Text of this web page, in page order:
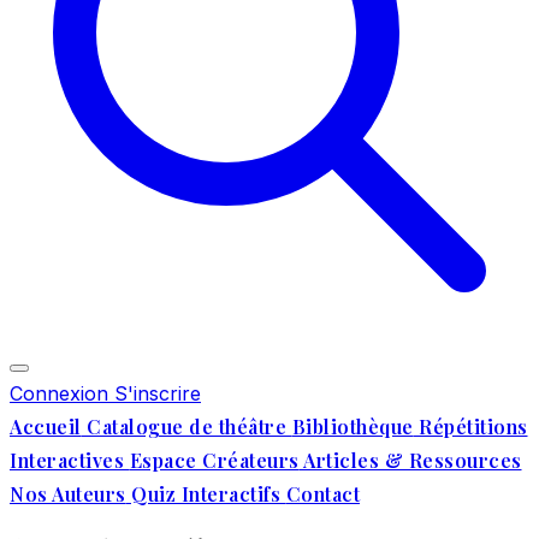
Connexion S'inscrire
Accueil Catalogue de théâtre Bibliothèque Répétitions
Interactives Espace Créateurs Articles & Ressources
Nos Auteurs Quiz Interactifs Contact